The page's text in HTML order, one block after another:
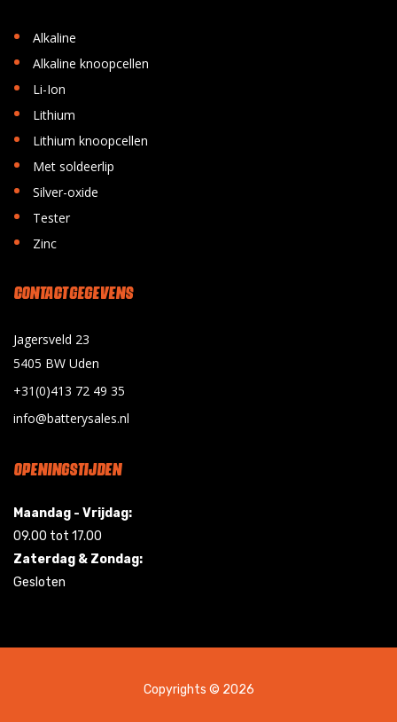
• Alkaline
• Alkaline knoopcellen
• Li-Ion
• Lithium
• Lithium knoopcellen
• Met soldeerlip
• Silver-oxide
• Tester
• Zinc
CONTACT GEGEVENS
Jagersveld 23
5405 BW Uden
+31(0)413 72 49 35
info@batterysales.nl
OPENINGSTIJDEN
Maandag - Vrijdag:
09.00 tot 17.00
Zaterdag & Zondag:
Gesloten
Copyrights © 2026